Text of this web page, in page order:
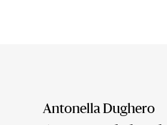
Antonella Dughero